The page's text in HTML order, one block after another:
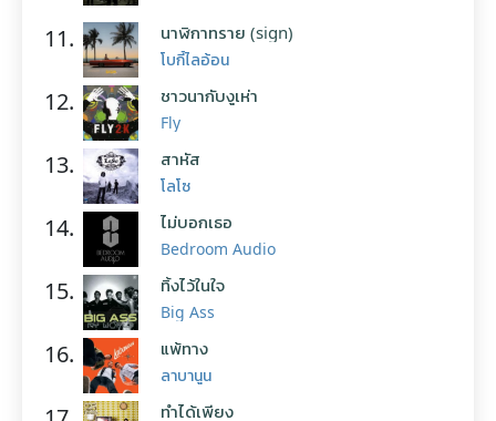
11. นาฬิกาทราย (sign)
โบกี้ไลอ้อน
12. ชาวนากับงูเห่า
Fly
13. สาหัส
โลโซ
14. ไม่บอกเธอ
Bedroom Audio
15. ทิ้งไว้ในใจ
Big Ass
16. แพ้ทาง
ลาบานูน
ทำได้เพียง